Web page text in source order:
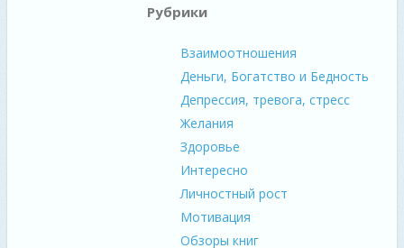
Рубрики
Взаимоотношения
Деньги, Богатство и Бедность
Депрессия, тревога, стресс
Желания
Здоровье
Интересно
Личностный рост
Мотивация
Обзоры книг